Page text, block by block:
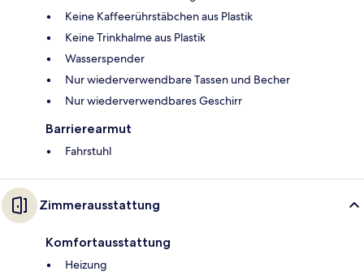
Keine Kaffeerührstäbchen aus Plastik
Keine Trinkhalme aus Plastik
Wasserspender
Nur wiederverwendbare Tassen und Becher
Nur wiederverwendbares Geschirr
Barrierearmut
Fahrstuhl
Zimmerausstattung
Komfortausstattung
Heizung